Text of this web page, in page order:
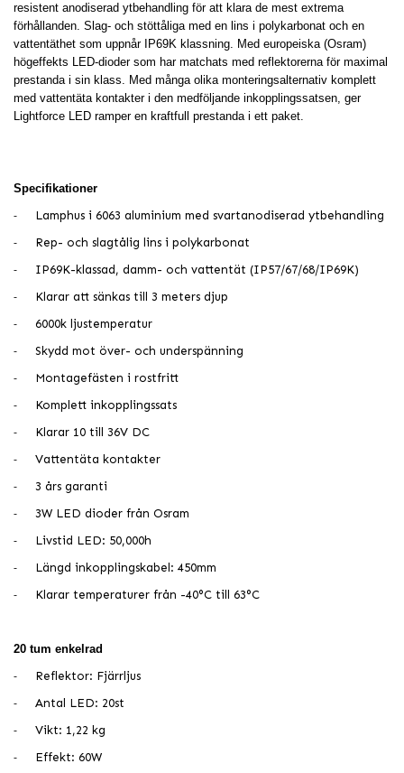
resistent anodiserad ytbehandling för att klara de mest extrema
förhållanden. Slag- och stöttåliga med en lins i polykarbonat och en
vattentäthet som uppnår IP69K klassning. Med europeiska (Osram)
högeffekts LED-dioder som har matchats med reflektorerna för maximal
prestanda i sin klass. Med många olika monteringsalternativ komplett
med vattentäta kontakter i den medföljande inkopplingssatsen, ger
Lightforce LED ramper en kraftfull prestanda i ett paket.
Specifikationer
- Lamphus i 6063 aluminium med svartanodiserad ytbehandling
- Rep- och slagtålig lins i polykarbonat
- IP69K-klassad, damm- och vattentät (IP57/67/68/IP69K)
- Klarar att sänkas till 3 meters djup
- 6000k ljustemperatur
- Skydd mot över- och underspänning
- Montagefästen i rostfritt
- Komplett inkopplingssats
- Klarar 10 till 36V DC
- Vattentäta kontakter
- 3 års garanti
- 3W LED dioder från Osram
- Livstid LED: 50,000h
- Längd inkopplingskabel: 450mm
- Klarar temperaturer från -40°C till 63°C
20 tum enkelrad
- Reflektor: Fjärrljus
- Antal LED: 20st
- Vikt: 1,22 kg
- Effekt: 60W